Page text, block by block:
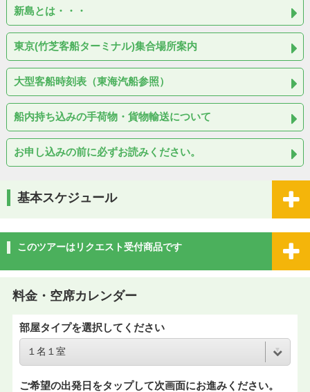
新島とは・・・
東京(竹芝客船ターミナル)集合場所案内
大型客船時刻表（東海汽船参照）
船内持ち込みの手荷物・貨物輸送について
お申し込みの前に必ずお読みください。
基本スケジュール
このツアーはリクエスト受付商品です
料金・空席カレンダー
部屋タイプを選択してください
ご希望の出発日をタップして次画面にお進みください。